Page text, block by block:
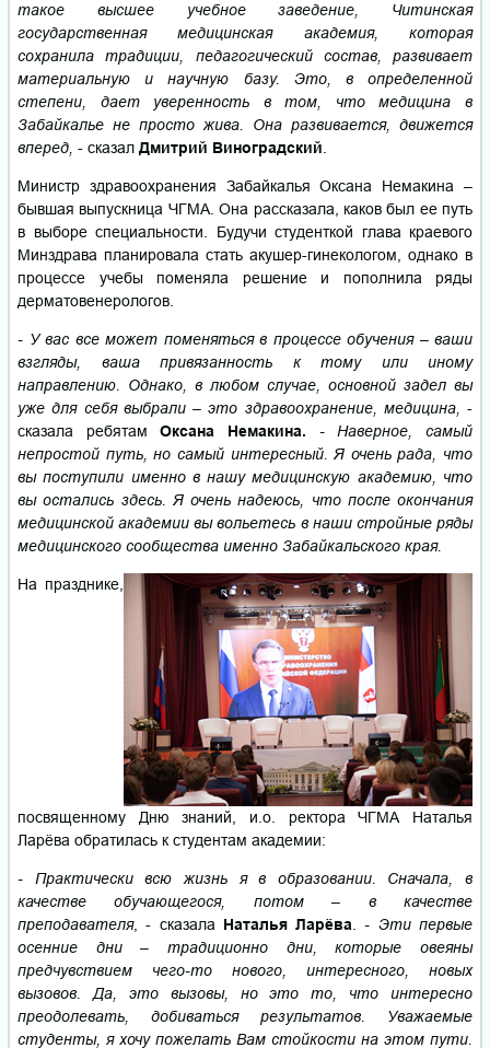
такое высшее учебное заведение, Читинская
государственная медицинская академия, которая
сохранила традиции, педагогический состав, развивает
материальную и научную базу. Это, в определенной
степени, дает уверенность в том, что медицина в
Забайкалье не просто жива. Она развивается, движется
вперед, - сказал Дмитрий Виноградский.
Министр здравоохранения Забайкалья Оксана Немакина –
бывшая выпускница ЧГМА. Она рассказала, каков был ее путь
в выборе специальности. Будучи студенткой глава краевого
Минздрава планировала стать акушер-гинекологом, однако в
процессе учебы поменяла решение и пополнила ряды
дерматовенерологов.
- У вас все может поменяться в процессе обучения – ваши
взгляды, ваша привязанность к тому или иному
направлению. Однако, в любом случае, основной задел вы
уже для себя выбрали – это здравоохранение, медицина, -
сказала ребятамОксана Немакина. - Наверное, самый
непростой путь, но самый интересный. Я очень рада, что
вы поступили именно в нашу медицинскую академию, что
вы остались здесь. Я очень надеюсь, что после окончания
медицинской академии вы вольетесь в наши стройные ряды
медицинского сообщества именно Забайкальского края.
На празднике,
посвященному Дню знаний, и.о. ректора ЧГМА Наталья
Ларёва обратилась к студентам академии:
- Практически всю жизнь я в образовании. Сначала, в
качестве обучающегося, потом – в качестве
преподавателя, - сказала Наталья Ларёва. - Эти первые
осенние дни – традиционно дни, которые овеяны
предчувствием чего-то нового, интересного, новых
вызовов. Да, это вызовы, но это то, что интересно
преодолевать, добиваться результатов. Уважаемые
студенты, я хочу пожелать Вам стойкости на этом пути.